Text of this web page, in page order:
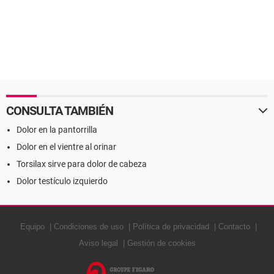
CONSULTA TAMBIÉN
Dolor en la pantorrilla
Dolor en el vientre al orinar
Torsilax sirve para dolor de cabeza
Dolor testículo izquierdo
Equipo Condiciones de uso Política de privacidad
Contacto
Aviso legal
Gestión de cookies